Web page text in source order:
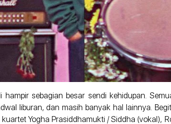
sebagian besar sendi kehidupan.
liburan, dan masih banyak hal lainnya.
Yogha Prasiddhamukti / Siddha (vokal),